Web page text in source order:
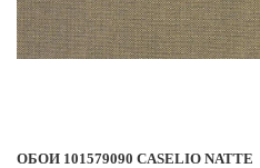
ОБОИ 101579090 CASELIO NATTE